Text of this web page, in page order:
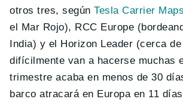
otros tres, segúnTesla Carrier Maps
el Mar Rojo), RCC Europe
India) y el Horizon Leader (cerca
difícilmente van a hacerse muchas
trimestre acaba en menos de 30
barco atracará en Europa en 11